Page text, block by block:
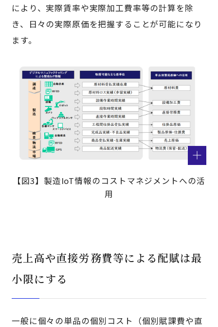
により、実際賃率や実際加工費率等の計算を除
き、日々の実際原価を把握することが可能になり
ます。
【図3】製造IoT情報のコストマネジメントへの活
用
売上高や直接労務費等による配賦は最
小限にする
一般に個々の単品の個別コスト（個別賦課費や直